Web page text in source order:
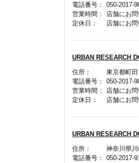
電話番号：
050-2017-
営業時間：
店舗にお
定休日：
店舗にお
URBAN RESEARCH
住所：
東京都町
電話番号：
050-2017-
営業時間：
店舗にお
定休日：
店舗にお
URBAN RESEARCH
住所：
神奈川県
電話番号：
050-2017-